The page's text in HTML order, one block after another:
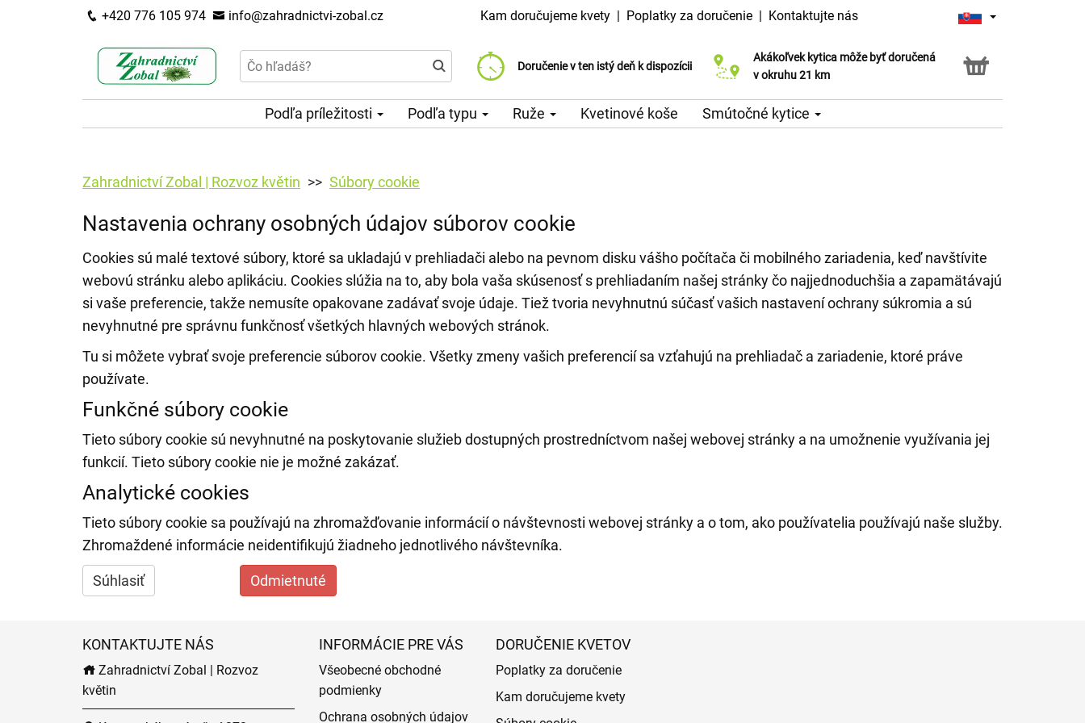
+420 776 105 974 info@zahradnictvi-zobal.cz Kam doručujeme kvety | Poplatky za doručenie | Kontaktujte nás
Doručenie v ten istý deň k dispozícii
Poplatok za doručenie od 99 CZK
Vyberte si dátum doručenia
Akákoľvek kytica môže byť doručená
v okruhu 21 km
Služba Click & Collect
Podľa príležitosti Podľa typu Ruže Kvetinové koše Smútočné kytice
Zahradnictví Zobal | Rozvoz květin Súbory cookie
Nastavenia ochrany osobných údajov súborov cookie
Cookies sú malé textové súbory, ktoré sa ukladajú v prehliadači alebo na pevnom disku vášho počítača či mobilného zariadenia, keď navštívite
webovú stránku alebo aplikáciu. Cookies slúžia na to, aby bola vaša skúsenosť s prehliadaním našej stránky čo najjednoduchšia a zapamätávajú
si vaše preferencie, takže nemusíte opakovane zadávať svoje údaje. Tiež tvoria nevyhnutnú súčasť vašich nastavení ochrany súkromia a sú
nevyhnutné pre správnu funkčnosť všetkých hlavných webových stránok.
Tu si môžete vybrať svoje preferencie súborov cookie. Všetky zmeny vašich preferencií sa vzťahujú na prehliadač a zariadenie, ktoré práve
používate.
Funkčné súbory cookie
Tieto súbory cookie sú nevyhnutné na poskytovanie služieb dostupných prostredníctvom našej webovej stránky a na umožnenie využívania jej
funkcií. Tieto súbory cookie nie je možné zakázať.
Analytické cookies
Tieto súbory cookie sa používajú na zhromažďovanie informácií o návštevnosti webovej stránky a o tom, ako používatelia používajú naše služby.
Zhromaždené informácie neidentifikujú žiadneho jednotlivého návštevníka.
Súhlasiť Odmietnuté
KONTAKTUJTE NÁS
Zahradnictví Zobal | Rozvoz
květin
INFORMÁCIE PRE VÁS
Všeobecné obchodné
podmienky
Ochrana osobných údajov
DORUČENIE KVETOV
Poplatky za doručenie
Kam doručujeme kvety